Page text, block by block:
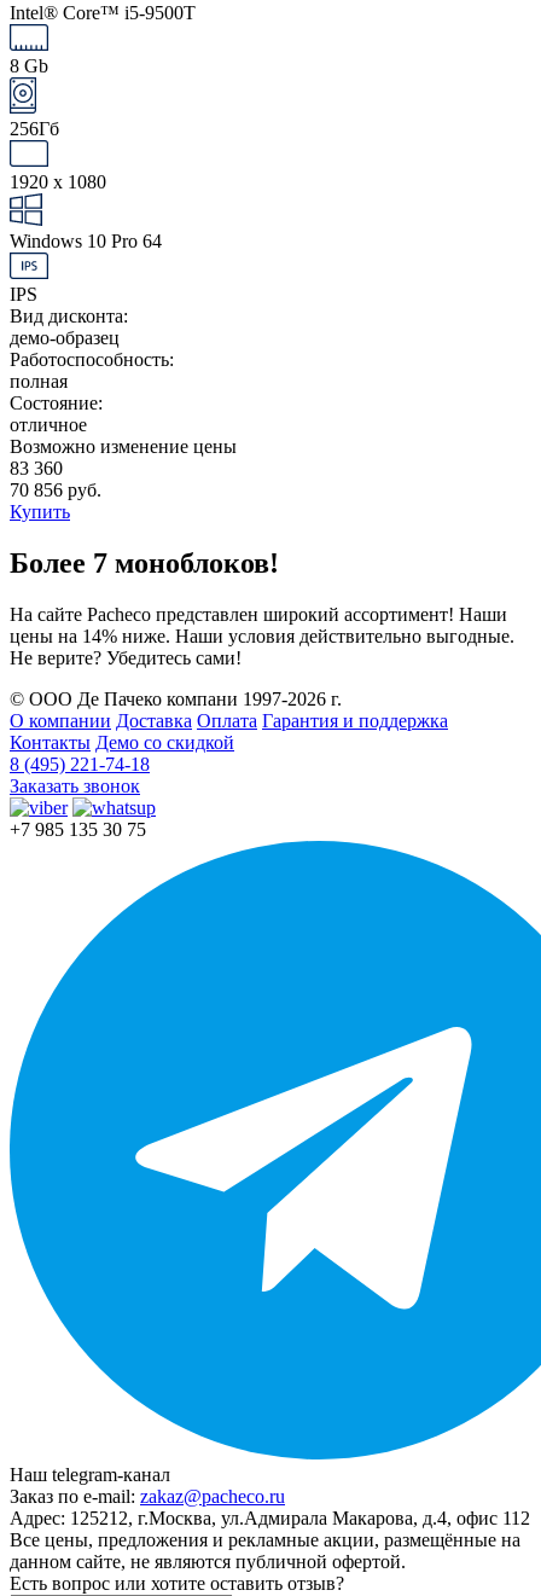
Intel® Core™ i5-9500T
8 Gb
256Гб
1920 x 1080
Windows 10 Pro 64
IPS
Вид дисконта:
демо-образец
Работоспособность:
полная
Состояние:
отличное
Возможно изменение цены
83 360
70 856 руб.
Купить
Более 7 моноблоков!
На сайте Pacheco представлен широкий ассортимент! Наши
цены на 14% ниже. Наши условия действительно выгодные.
Не верите? Убедитесь сами!
© ООО Де Пачеко компани 1997-2026 г.
О компании Доставка Оплата Гарантия и поддержка
Контакты Демо со скидкой
8 (495) 221-74-18
Заказать звонок
+7 985 135 30 75
Наш telegram-канал
Заказ по e-mail: zakaz@pacheco.ru
Адрес: 125212, г.Москва, ул.Адмирала Макарова, д.4, офис 112
Все цены, предложения и рекламные акции, размещённые на
данном сайте, не являются публичной офертой.
Есть вопрос или хотите оставить отзыв?